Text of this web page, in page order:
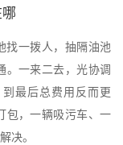
找一拨人，抽隔油池
。一来二去，光协调
最后总费用反而更
包，一辆吸污车、一
决。